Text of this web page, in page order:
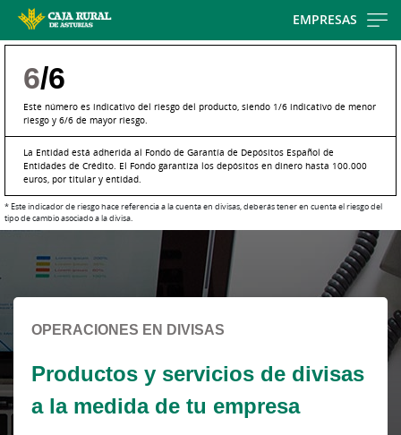
EMPRESAS
6/6
Este número es indicativo del riesgo del producto, siendo 1/6 indicativo de menor
riesgo y 6/6 de mayor riesgo.
La Entidad está adherida al Fondo de Garantía de Depósitos Español de
Entidades de Crédito. El Fondo garantiza los depósitos en dinero hasta 100.000
euros, por titular y entidad.
* Este indicador de riesgo hace referencia a la cuenta en divisas, deberás tener en cuenta el riesgo del
tipo de cambio asociado a la divisa.
contenido,
por
favor
espere...
OPERACIONES EN DIVISAS
Productos y servicios de divisas
a la medida de tu empresa